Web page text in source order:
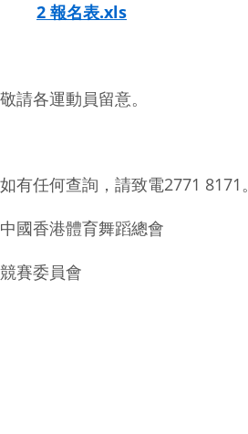
2 報名表.xls
敬請各運動員留意。
如有任何查詢，請致電2771 8171。
中國香港體育舞蹈總會
競賽委員會